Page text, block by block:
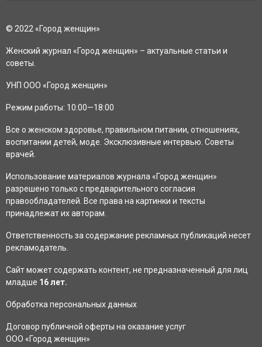
c
f
o
r
© 2022 «Город женщин»
Женский журнал «Город женщин» – актуальные статьи и
советы.
УНП ООО «Город женщин»
Режим работы: 10:00—18:00
Все о женском здоровье, правильном питании, отношениях,
воспитании детей, моде . Эксклюзивные интервью . Советы
врачей.
Использование материалов журнала «Город женщин»
разрешено только с предварительного согласия
правообладателей. Все права на картинки и тексты
принадлежат их авторам.
Ответственность за содержание рекламных публикаций несет
рекламодатель.
Сайт может содержать контент, не предназначенный для лиц
младше 16 лет.
Обработка персональных данных
Договор публичной оферты на оказание услуг
ООО «Город женщин»